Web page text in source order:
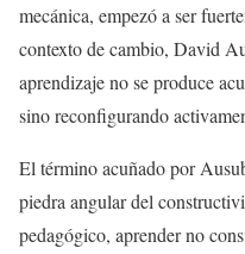
mecánica, empezó a ser
contexto de cambio, David
aprendizaje no se produce
sino reconfigurando
El término acuñado por
piedra angular del
pedagógico, aprender no